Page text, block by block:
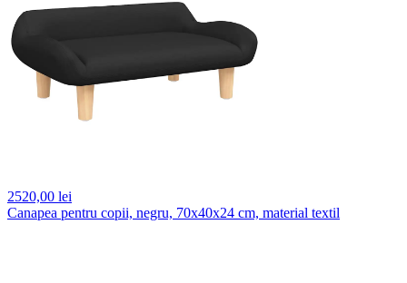
2520,00 lei
Canapea pentru copii, negru, 70x40x24 cm, material textil